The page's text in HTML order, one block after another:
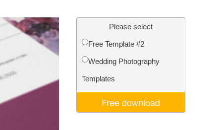
Obnova fotografija
Please select
Free Template #2
Wedding Photography
Templates
Free download